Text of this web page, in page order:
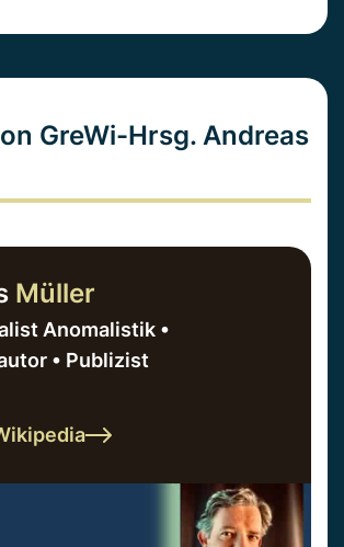
GreWi-Hrsg. Andreas
Müller
Anomalistik •
• Publizist